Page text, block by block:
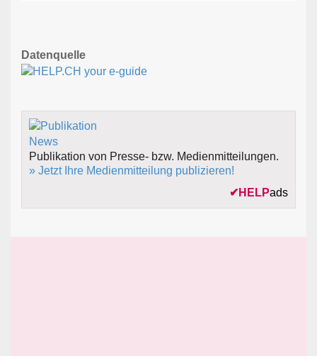
Datenquelle
Publikation von Presse- bzw. Medienmitteilungen.
» Jetzt Ihre Medienmitteilung publizieren!
✔ HELPads